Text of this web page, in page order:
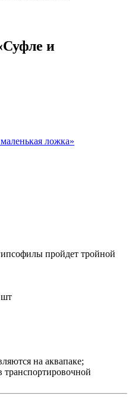
и
пройдет тройной
шт
на аквапаке;
транспортировочной